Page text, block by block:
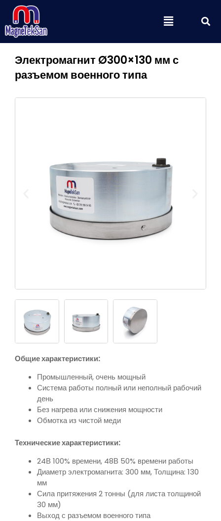
Перейти
содержимому
Меню
Электромагнит Ø300×130 мм с
разъемом военного типа
Общие характеристики:
Промышленный, очень мощный
Система работы полный или неполный рабочий
день
Без нагрева или снижения мощности
Обмотка из чистой меди
Технические характеристики:
24В 100% времени, 48В 50% времени работы
Диаметр электромагнита: 300 мм, Толщина: 130
мм
Сила притяжения 2 тонны (для листа толщиной
30 мм)
Выход с разъемом военного типа